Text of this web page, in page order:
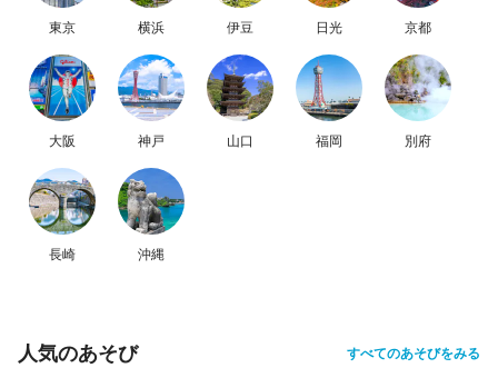
東京 横浜 伊豆 日光 京都
大阪 神戸 山口 福岡 別府
長崎 沖縄
人気のあそび すべてのあそびをみる